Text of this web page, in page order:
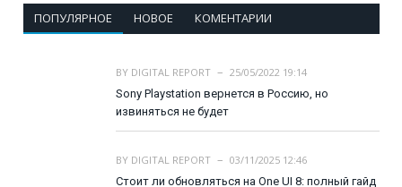
ПОПУЛЯРНОЕ НОВОЕ КОМЕНТАРИИ
BY DIGITAL REPORT
25/05/2022 19:14
Sony Playstation вернется в Россию, но
извиняться не будет
BY DIGITAL REPORT
03/11/2025 12:46
Стоит ли обновляться на One UI 8: полный гайд